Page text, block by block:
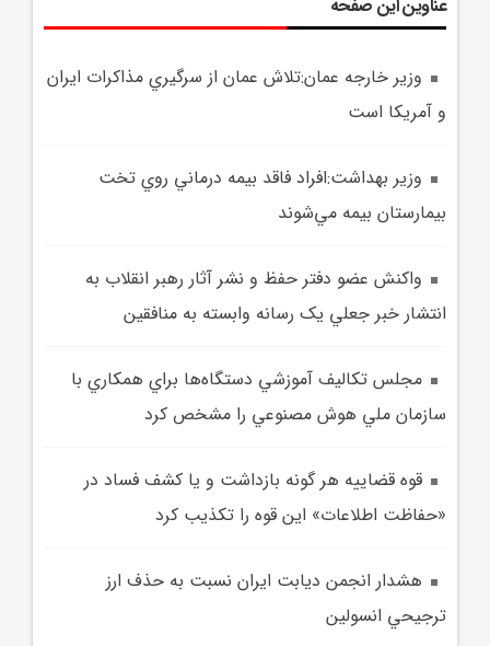
عناوین این صفحه
وزير خارجه عمان:تلاش عمان از سرگيري مذاکرات ايران
و آمريکا است
وزير بهداشت:افراد فاقد بيمه درماني روي تخت
بيمارستان بيمه مي‌شوند
واکنش عضو دفتر حفظ و نشر آثار رهبر انقلاب به
انتشار خبر جعلي يک رسانه وابسته به منافقين
مجلس تکاليف آموزشي دستگاه‌ها براي همکاري با
سازمان ملي هوش مصنوعي را مشخص کرد
قوه قضاييه هر گونه بازداشت و يا کشف فساد در
«حفاظت اطلاعات» اين قوه را تکذيب کرد
هشدار انجمن ديابت ايران نسبت به حذف ارز
ترجيحي انسولين